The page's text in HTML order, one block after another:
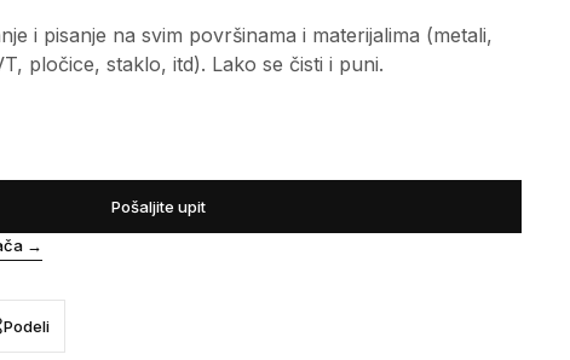
i pisanje na svim površinama i materijalima (metali,
pločice, staklo, itd). Lako se čisti i puni.
Pošaljite upit
→
Podeli